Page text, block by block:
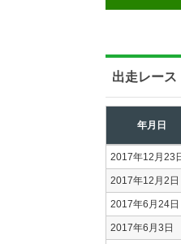
出走レース
年月日
2017年12月23
2017年12月2日
2017年6月24日
2017年6月3日